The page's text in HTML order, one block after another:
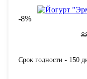
-8%
Срок годности - 150